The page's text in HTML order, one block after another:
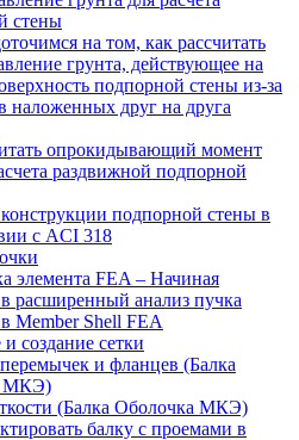
стены
на том, как рассчитать
грунта, действующее на
подпорной стены из-за
наложенных друг на друга
опрокидывающий момент
раздвижной подпорной
подпорной стены в
с ACI 318
элемента FEA – Начиная
расширенный анализ пучка
Member Shell FEA
создание сетки
и фланцев (Балка
МКЭ)
(Балка Оболочка МКЭ)
балку с проемами в